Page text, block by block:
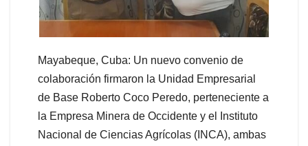
Mayabeque, Cuba: Un nuevo convenio de
colaboración firmaron la Unidad Empresarial
de Base Roberto Coco Peredo, perteneciente a
la Empresa Minera de Occidente y el Instituto
Nacional de Ciencias Agrícolas (INCA), ambas